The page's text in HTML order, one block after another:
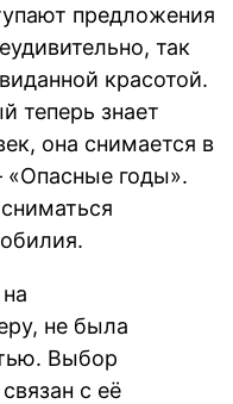
предложения
так
красотой.
теперь знает
она снимается в
годы».
не была
Выбор
с её